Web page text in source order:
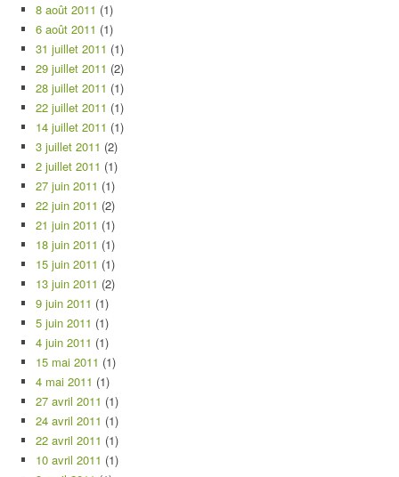
8 août 2011 (1)
6 août 2011 (1)
31 juillet 2011 (1)
29 juillet 2011 (2)
28 juillet 2011 (1)
22 juillet 2011 (1)
14 juillet 2011 (1)
3 juillet 2011 (2)
2 juillet 2011 (1)
27 juin 2011 (1)
22 juin 2011 (2)
21 juin 2011 (1)
18 juin 2011 (1)
15 juin 2011 (1)
13 juin 2011 (2)
9 juin 2011 (1)
5 juin 2011 (1)
4 juin 2011 (1)
15 mai 2011 (1)
4 mai 2011 (1)
27 avril 2011 (1)
24 avril 2011 (1)
22 avril 2011 (1)
10 avril 2011 (1)